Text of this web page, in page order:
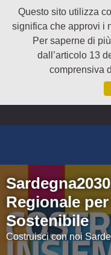
Questo sito utilizza
significa che approvi i
Per saperne di
dall’articolo 13
comprensiva
Regionale
Sostenibile
Costruisci con noi